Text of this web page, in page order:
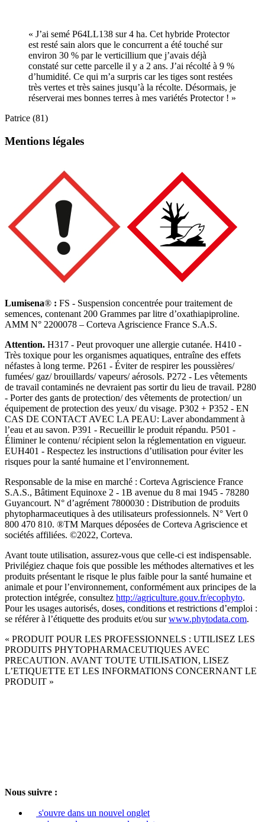
« J’ai semé P64LL138 sur 4 ha. Cet hybride Protector
est resté sain alors que le concurrent a été touché sur
environ 30 % par le verticillium que j’avais déjà
constaté sur cette parcelle il y a 2 ans. J’ai récolté à 9 %
d’humidité. Ce qui m’a surpris car les tiges sont restées
très vertes et très saines jusqu’à la récolte. Désormais, je
réserverai mes bonnes terres à mes variétés Protector ! »
Patrice (81)
Mentions légales
Lumisena® : FS - Suspension concentrée pour traitement de
semences, contenant 200 Grammes par litre d’oxathiapiproline.
AMM N° 2200078 – Corteva Agriscience France S.A.S.
Attention. H317 - Peut provoquer une allergie cutanée. H410 -
Très toxique pour les organismes aquatiques, entraîne des effets
néfastes à long terme. P261 - Éviter de respirer les poussières/
fumées/ gaz/ brouillards/ vapeurs/ aérosols. P272 - Les vêtements
de travail contaminés ne devraient pas sortir du lieu de travail. P280
- Porter des gants de protection/ des vêtements de protection/ un
équipement de protection des yeux/ du visage. P302 + P352 - EN
CAS DE CONTACT AVEC LA PEAU: Laver abondamment à
l’eau et au savon. P391 - Recueillir le produit répandu. P501 -
Éliminer le contenu/ récipient selon la réglementation en vigueur.
EUH401 - Respectez les instructions d’utilisation pour éviter les
risques pour la santé humaine et l’environnement.
Responsable de la mise en marché : Corteva Agriscience France
S.A.S., Bâtiment Equinoxe 2 - 1B avenue du 8 mai 1945 - 78280
Guyancourt. N° d’agrément 7800030 : Distribution de produits
phytopharmaceutiques à des utilisateurs professionnels. N° Vert 0
800 470 810. ®TM Marques déposées de Corteva Agriscience et
sociétés affiliées. ©2022, Corteva.
Avant toute utilisation, assurez-vous que celle-ci est indispensable.
Privilégiez chaque fois que possible les méthodes alternatives et les
produits présentant le risque le plus faible pour la santé humaine et
animale et pour l’environnement, conformément aux principes de la
protection intégrée, consultez http://agriculture.gouv.fr/ecophyto.
Pour les usages autorisés, doses, conditions et restrictions d’emploi :
se référer à l’étiquette des produits et/ou surwww.phytodata.com.
« PRODUIT POUR LES PROFESSIONNELS : UTILISEZ LES
PRODUITS PHYTOPHARMACEUTIQUES AVEC
PRECAUTION. AVANT TOUTE UTILISATION, LISEZ
L’ETIQUETTE ET LES INFORMATIONS CONCERNANT LE
PRODUIT »
Nous suivre :
s'ouvre dans un nouvel onglet